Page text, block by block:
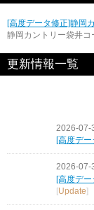
[高度データ修正]静岡
静岡カントリー袋井コ
更新情報一覧
2026-07-
[高度デ
2026-07-
[高度デ
[Update]